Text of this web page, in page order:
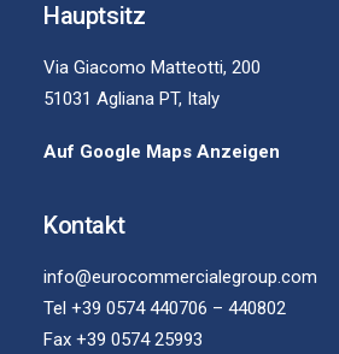
Hauptsitz
Via Giacomo Matteotti, 200
51031 Agliana PT, Italy
Auf Google Maps Anzeigen
Kontakt
info@eurocommercialegroup.com
Tel +39 0574 440706 – 440802
Fax +39 0574 25993